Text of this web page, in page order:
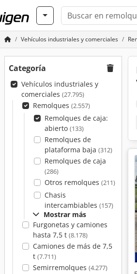
Vehículos industriales y comerciales
Categoría
Vehículos industriales y
comerciales (27.795)
Remolques (2.557)
Remolques de caja:
abierto (133)
Remolques de
plataforma baja (312)
Remolques de caja
(286)
Otros remolques (211)
Chasis
intercambiables (157)
Mostrar más
Furgonetas y camiones
hasta 7,5 t (8.178)
Camiones de más de 7,5
t (7.711)
Semirremolques (4.277)